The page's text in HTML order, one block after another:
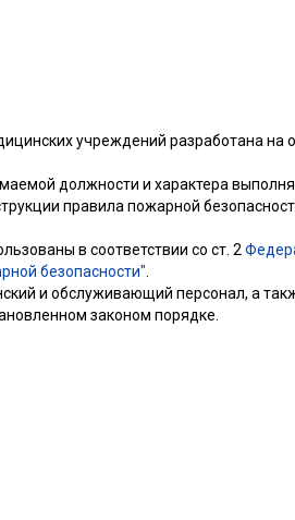
учреждений разработана на
должности и характера
правила пожарной
в соответствии со ст. 2
безопасности"
и обслуживающий персонал, а
законом порядке.